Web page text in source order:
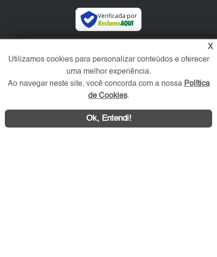
Verificada por
X
Utilizamos cookies para personalizar conteúdos e oferecer
uma melhor experiência.
Ao navegar neste site, você concorda com a nossa Política
de Cookies.
Ok, Entendi!